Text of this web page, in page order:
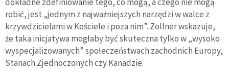
robić, jest „jednym z najważniejszych narzędzi w walce z
krzywdzicielami w Kościele i poza nim”. Zollner wskazuje,
że taka inicjatywa mogłaby być skuteczna tylko w „wysoko
wyspecjalizowanych” społeczeństwach zachodnich Europy,
Stanach Zjednoczonych czy Kanadzie.